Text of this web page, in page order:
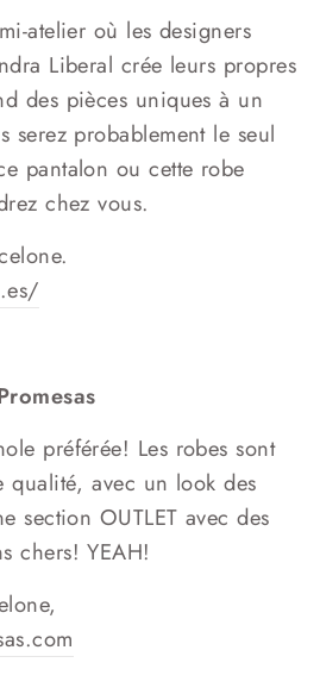
atelier où les designers
Liberal crée leurs propres
des pièces uniques à un
serez probablement le seul
pantalon ou cette robe
chez vous.
préférée! Les robes sont
qualité, avec un look des
section OUTLET avec des
chers! YEAH!